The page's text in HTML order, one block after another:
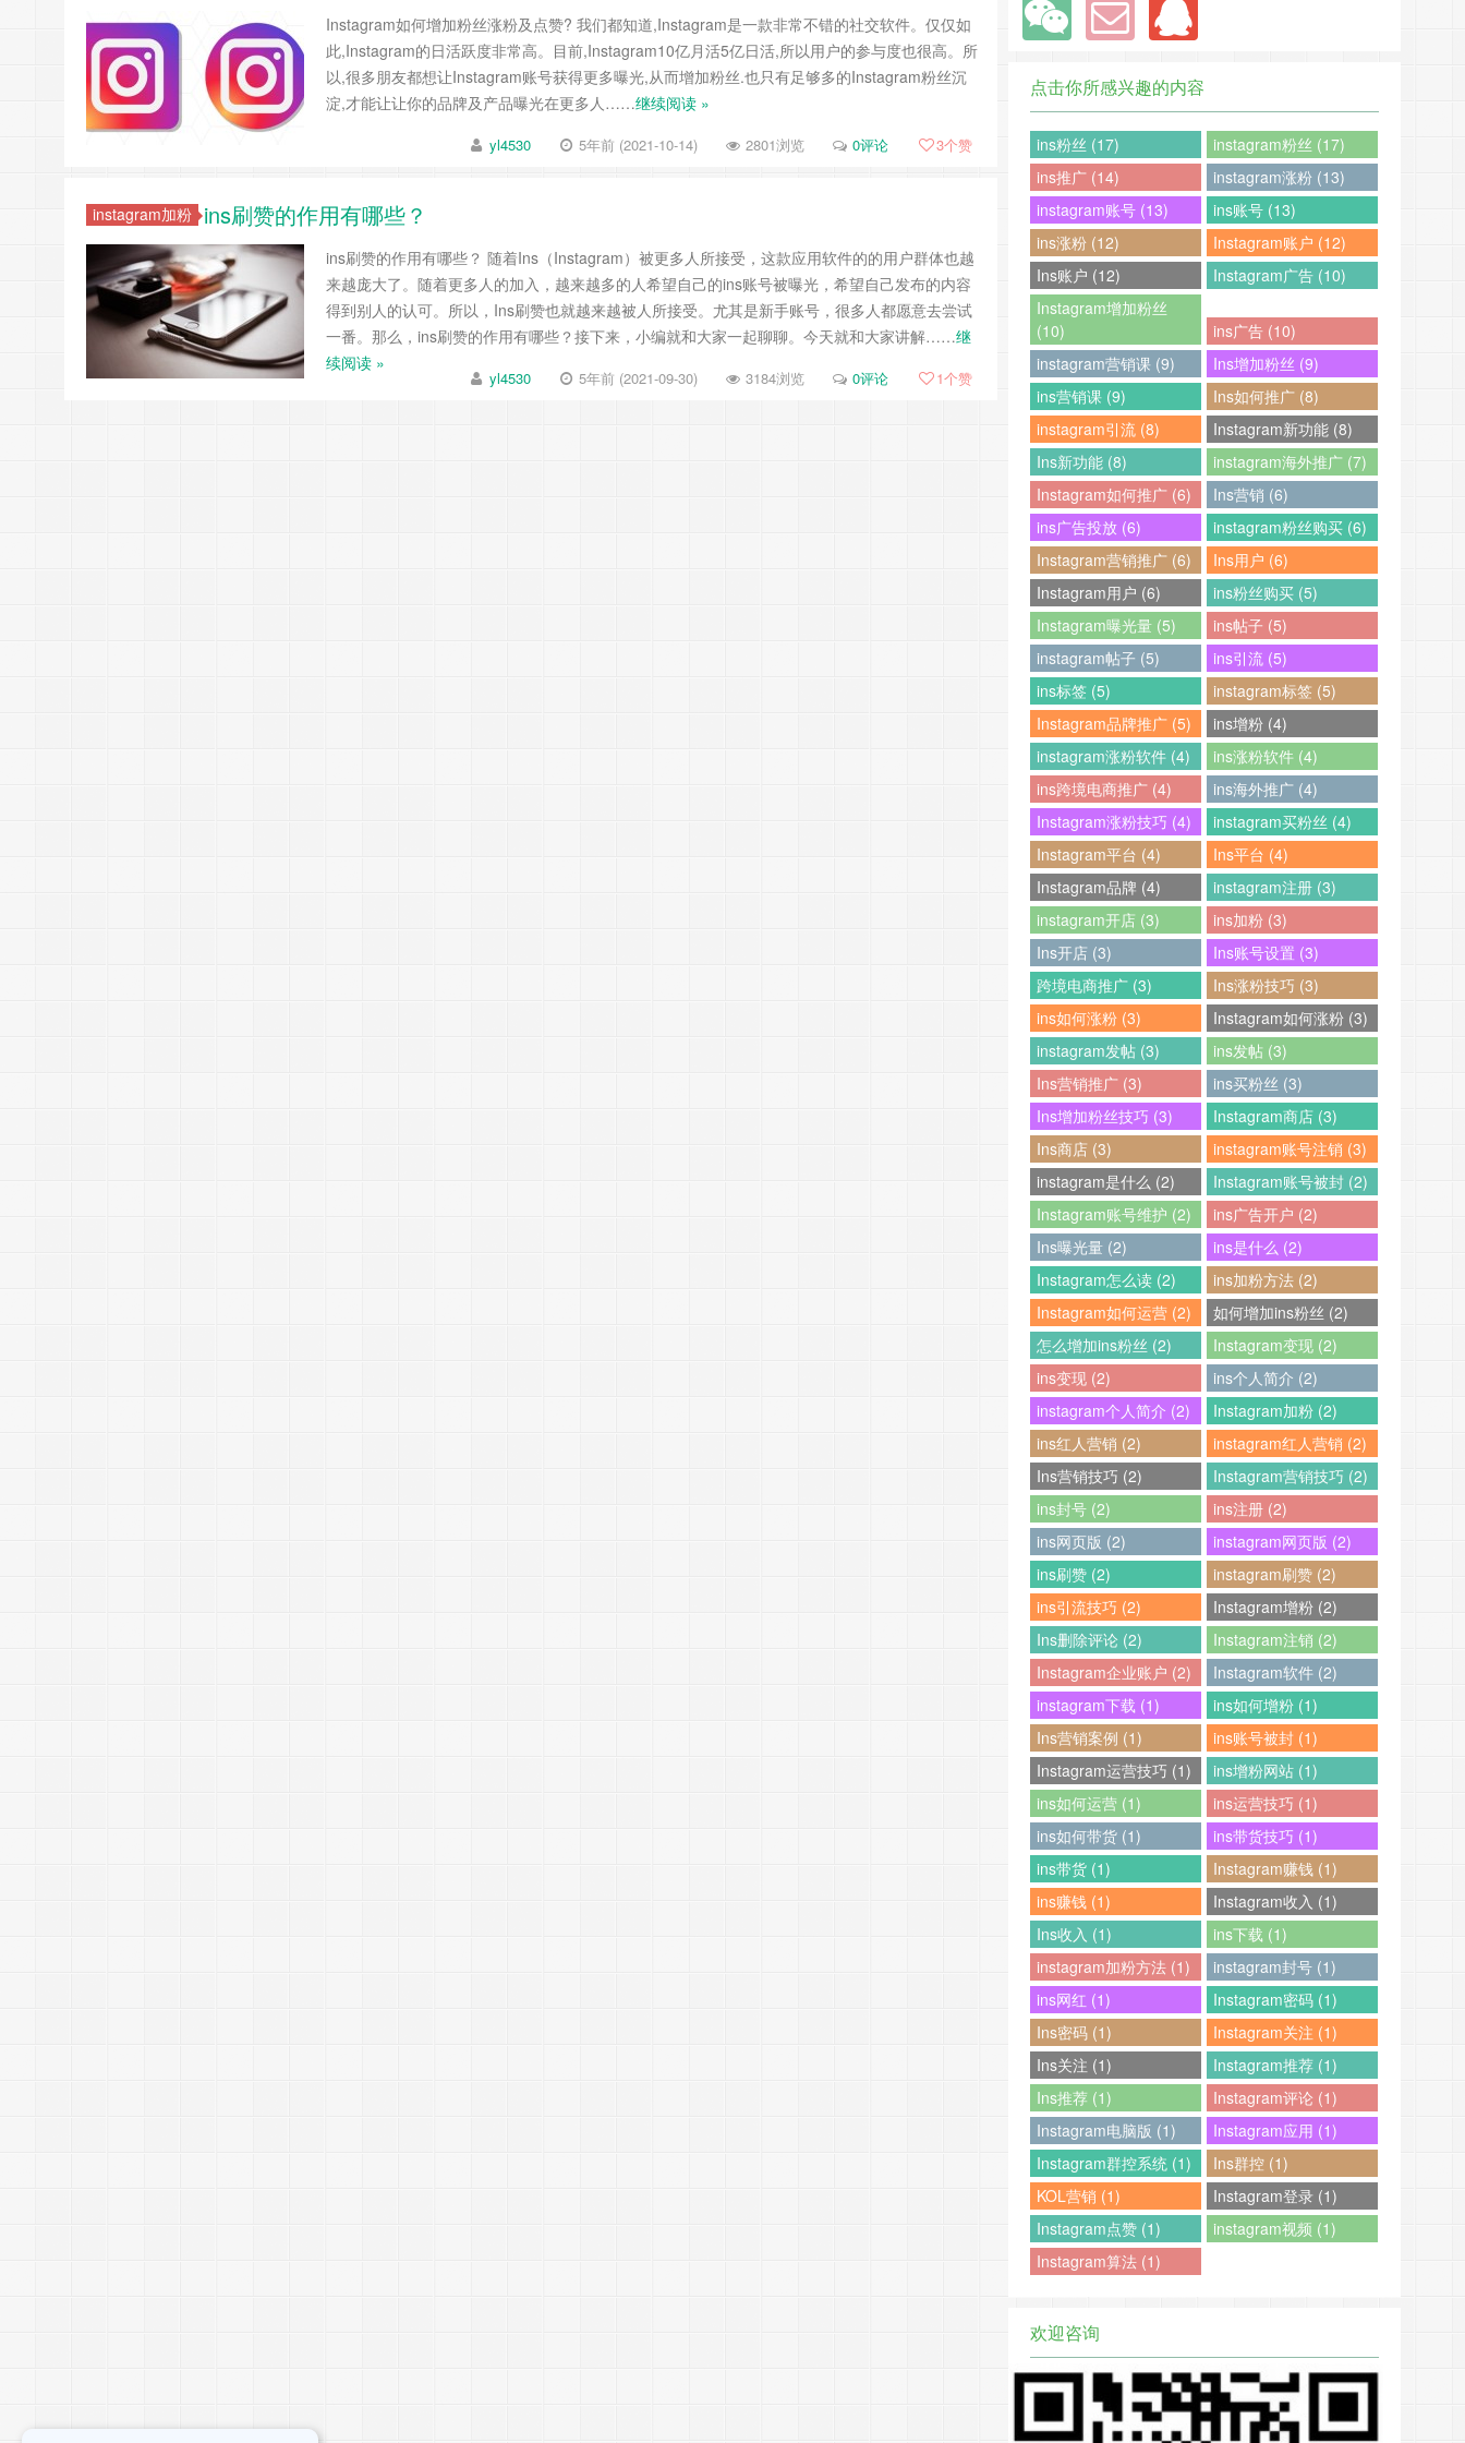
Instagram如何增加粉丝涨粉及点赞? 我们都知道,Instagram是一款非常不错的社交软件。仅仅如
此,Instagram的日活跃度非常高。目前,Instagram10亿月活5亿日活,所以用户的参与度也很高。所
以,很多朋友都想让Instagram账号获得更多曝光,从而增加粉丝.也只有足够多的Instagram粉丝沉
淀,才能让让你的品牌及产品曝光在更多人……继续阅读 »
yl4530 5年前 (2021-10-14) 2801浏览 0评论 3个赞
instagram加粉 ins刷赞的作用有哪些？
ins刷赞的作用有哪些？ 随着Ins（Instagram）被更多人所接受，这款应用软件的的用户群体也越
来越庞大了。随着更多人的加入，越来越多的人希望自己的ins账号被曝光，希望自己发布的内容
得到别人的认可。所以，Ins刷赞也就越来越被人所接受。尤其是新手账号，很多人都愿意去尝试
一番。那么，ins刷赞的作用有哪些？接下来，小编就和大家一起聊聊。今天就和大家讲解……继
续阅读 »
yl4530 5年前 (2021-09-30) 3184浏览 0评论 1个赞
点击你所感兴趣的内容
ins粉丝 (17)
instagram粉丝 (17)
ins推广 (14)
instagram涨粉 (13)
instagram账号 (13)
ins账号 (13)
ins涨粉 (12)
Instagram账户 (12)
Ins账户 (12)
Instagram广告 (10)
Instagram增加粉丝
(10)
ins广告 (10)
instagram营销课 (9)
Ins增加粉丝 (9)
ins营销课 (9)
Ins如何推广 (8)
instagram引流 (8)
Instagram新功能 (8)
Ins新功能 (8)
instagram海外推广 (7)
Instagram如何推广 (6)
Ins营销 (6)
ins广告投放 (6)
instagram粉丝购买 (6)
Instagram营销推广 (6)
Ins用户 (6)
Instagram用户 (6)
ins粉丝购买 (5)
Instagram曝光量 (5)
ins帖子 (5)
instagram帖子 (5)
ins引流 (5)
ins标签 (5)
instagram标签 (5)
Instagram品牌推广 (5)
ins增粉 (4)
instagram涨粉软件 (4)
ins涨粉软件 (4)
ins跨境电商推广 (4)
ins海外推广 (4)
Instagram涨粉技巧 (4)
instagram买粉丝 (4)
Instagram平台 (4)
Ins平台 (4)
Instagram品牌 (4)
instagram注册 (3)
instagram开店 (3)
ins加粉 (3)
Ins开店 (3)
Ins账号设置 (3)
跨境电商推广 (3)
Ins涨粉技巧 (3)
ins如何涨粉 (3)
Instagram如何涨粉 (3)
instagram发帖 (3)
ins发帖 (3)
Ins营销推广 (3)
ins买粉丝 (3)
Ins增加粉丝技巧 (3)
Instagram商店 (3)
Ins商店 (3)
instagram账号注销 (3)
instagram是什么 (2)
Instagram账号被封 (2)
Instagram账号维护 (2)
ins广告开户 (2)
Ins曝光量 (2)
ins是什么 (2)
Instagram怎么读 (2)
ins加粉方法 (2)
Instagram如何运营 (2)
如何增加ins粉丝 (2)
怎么增加ins粉丝 (2)
Instagram变现 (2)
ins变现 (2)
ins个人简介 (2)
instagram个人简介 (2)
Instagram加粉 (2)
ins红人营销 (2)
instagram红人营销 (2)
Ins营销技巧 (2)
Instagram营销技巧 (2)
ins封号 (2)
ins注册 (2)
ins网页版 (2)
instagram网页版 (2)
ins刷赞 (2)
instagram刷赞 (2)
ins引流技巧 (2)
Instagram增粉 (2)
Ins删除评论 (2)
Instagram注销 (2)
Instagram企业账户 (2)
Instagram软件 (2)
instagram下载 (1)
ins如何增粉 (1)
Ins营销案例 (1)
ins账号被封 (1)
Instagram运营技巧 (1)
ins增粉网站 (1)
ins如何运营 (1)
ins运营技巧 (1)
ins如何带货 (1)
ins带货技巧 (1)
ins带货 (1)
Instagram赚钱 (1)
ins赚钱 (1)
Instagram收入 (1)
Ins收入 (1)
ins下载 (1)
instagram加粉方法 (1)
instagram封号 (1)
ins网红 (1)
Instagram密码 (1)
Ins密码 (1)
Instagram关注 (1)
Ins关注 (1)
Instagram推荐 (1)
Ins推荐 (1)
Instagram评论 (1)
Instagram电脑版 (1)
Instagram应用 (1)
Instagram群控系统 (1)
Ins群控 (1)
KOL营销 (1)
Instagram登录 (1)
Instagram点赞 (1)
instagram视频 (1)
Instagram算法 (1)
欢迎咨询